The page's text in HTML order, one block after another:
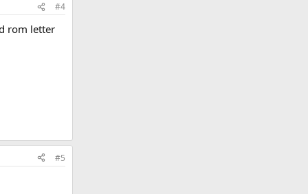
#4
rom letter
#5